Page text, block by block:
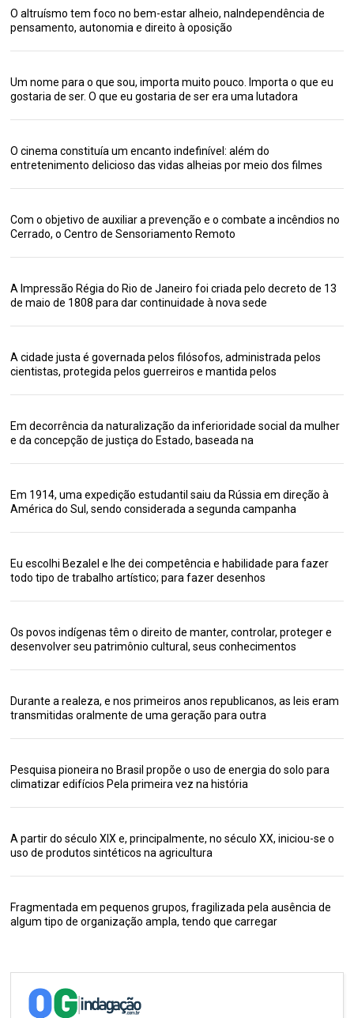
O altruísmo tem foco no bem-estar alheio, naIndependência de
pensamento, autonomia e direito à oposição
Um nome para o que sou, importa muito pouco. Importa o que eu
gostaria de ser. O que eu gostaria de ser era uma lutadora
O cinema constituía um encanto indefinível: além do
entretenimento delicioso das vidas alheias por meio dos filmes
Com o objetivo de auxiliar a prevenção e o combate a incêndios no
Cerrado, o Centro de Sensoriamento Remoto
A Impressão Régia do Rio de Janeiro foi criada pelo decreto de 13
de maio de 1808 para dar continuidade à nova sede
A cidade justa é governada pelos filósofos, administrada pelos
cientistas, protegida pelos guerreiros e mantida pelos
Em decorrência da naturalização da inferioridade social da mulher
e da concepção de justiça do Estado, baseada na
Em 1914, uma expedição estudantil saiu da Rússia em direção à
América do Sul, sendo considerada a segunda campanha
Eu escolhi Bezalel e lhe dei competência e habilidade para fazer
todo tipo de trabalho artístico; para fazer desenhos
Os povos indígenas têm o direito de manter, controlar, proteger e
desenvolver seu patrimônio cultural, seus conhecimentos
Durante a realeza, e nos primeiros anos republicanos, as leis eram
transmitidas oralmente de uma geração para outra
Pesquisa pioneira no Brasil propõe o uso de energia do solo para
climatizar edifícios Pela primeira vez na história
A partir do século XIX e, principalmente, no século XX, iniciou-se o
uso de produtos sintéticos na agricultura
Fragmentada em pequenos grupos, fragilizada pela ausência de
algum tipo de organização ampla, tendo que carregar